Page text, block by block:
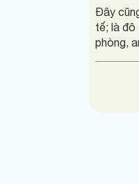
Đây
tế; là đô
phòng,